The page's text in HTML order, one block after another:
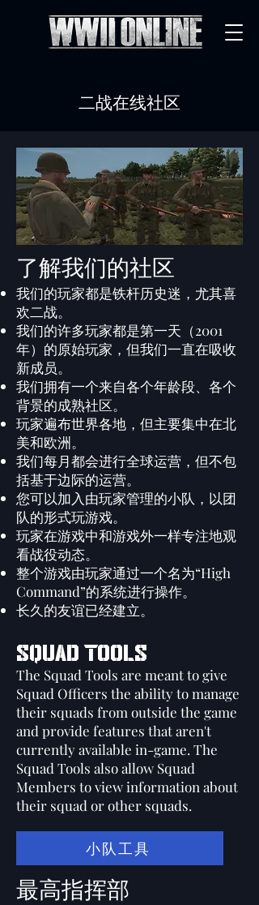
二战在线社区
了解我们的社区
我们的玩家都是铁杆历史迷，尤其喜
欢二战。
我们的许多玩家都是第一天（2001
年）的原始玩家，但我们一直在吸收
新成员。
我们拥有一个来自各个年龄段、各个
背景的成熟社区。
玩家遍布世界各地，但主要集中在北
美和欧洲。
我们每月都会进行全球运营，但不包
括基于边际的运营。
您可以加入由玩家管理的小队，以团
队的形式玩游戏。
玩家在游戏中和游戏外一样专注地观
看战役动态。
整个游戏由玩家通过一个名为“High
Command”的系统进行操作。
长久的友谊已经建立。
SQUAD TOOLS
The Squad Tools are meant to give
Squad Officers the ability to manage
their squads from outside the game
and provide features that aren't
currently available in-game. The
Squad Tools also allow Squad
Members to view information about
their squad or other squads.
小队工具
最高指挥部